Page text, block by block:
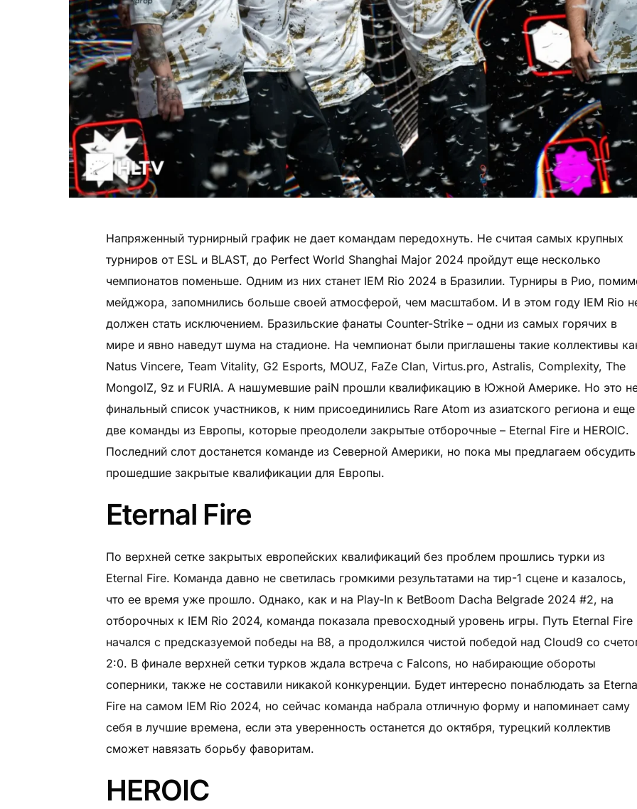
Напряженный турнирный график не дает командам передохнуть. Не считая самых крупных
турниров от ESL и BLAST, до Perfect World Shanghai Major 2024 пройдут еще несколько
чемпионатов поменьше. Одним из них станет IEM Rio 2024 в Бразилии. Турниры в Рио,
мейджора, запомнились больше своей атмосферой, чем масштабом. И в этом году IEM Rio
должен стать исключением. Бразильские фанаты Counter-Strike – одни из самых горячих в
мире и явно наведут шума на стадионе. На чемпионат были приглашены такие коллективы
Natus Vincere, Team Vitality, G2 Esports, MOUZ, FaZe Clan, Virtus.pro, Astralis, Complexity, The
MongolZ, 9z и FURIA. А нашумевшие paiN прошли квалификацию в Южной Америке. Но это
финальный список участников, к ним присоединились Rare Atom из азиатского региона и еще
две команды из Европы, которые преодолели закрытые отборочные – Eternal Fire и HEROIC.
Последний слот достанется команде из Северной Америки, но пока мы предлагаем обсудить
прошедшие закрытые квалификации для Европы.
Eternal Fire
По верхней сетке закрытых европейских квалификаций без проблем прошлись турки из
Eternal Fire. Команда давно не светилась громкими результатами на тир-1 сцене и казалось,
что ее время уже прошло. Однако, как и на Play-In к BetBoom Dacha Belgrade 2024 #2, на
отборочных к IEM Rio 2024, команда показала превосходный уровень игры. Путь Eternal Fire
начался с предсказуемой победы на B8, а продолжился чистой победой над Cloud9 со
2:0. В финале верхней сетки турков ждала встреча с Falcons, но набирающие обороты
соперники, также не составили никакой конкуренции. Будет интересно понаблюдать за
Fire на самом IEM Rio 2024, но сейчас команда набрала отличную форму и напоминает саму
себя в лучшие времена, если эта уверенность останется до октября, турецкий коллектив
сможет навязать борьбу фаворитам.
HEROIC